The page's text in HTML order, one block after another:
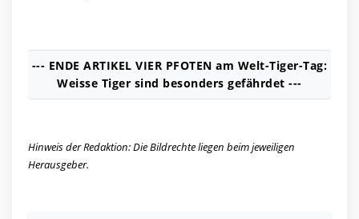
--- ENDE ARTIKEL VIER PFOTEN am Welt-Tiger-Tag:
Weisse Tiger sind besonders gefährdet ---
Hinweis der Redaktion: Die Bildrechte liegen beim jeweiligen
Herausgeber.